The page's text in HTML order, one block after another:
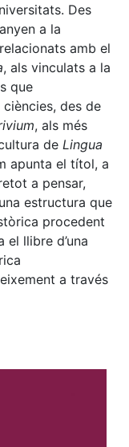
Des
a la
amb el
, als vinculats a la
que
ciències, des de
, als més
de Lingua
apunta el títol, a
a pensar,
estructura que
procedent
llibre d’una
a través